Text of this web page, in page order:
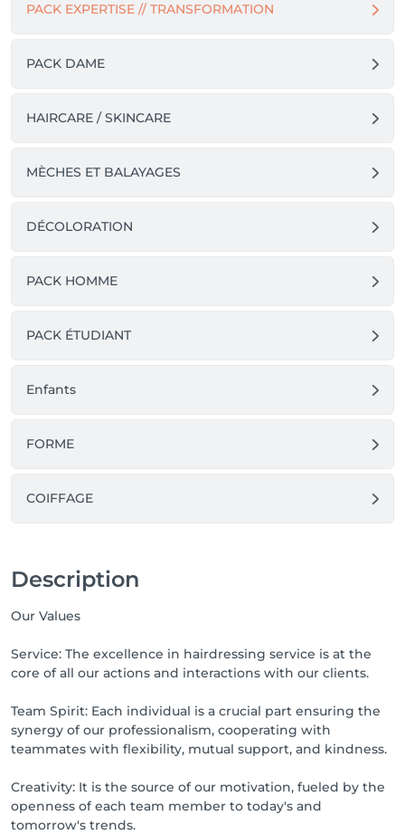
PACK EXPERTISE // TRANSFORMATION
PACK DAME
HAIRCARE / SKINCARE
MÈCHES ET BALAYAGES
DÉCOLORATION
PACK HOMME
PACK ÉTUDIANT
Enfants
FORME
COIFFAGE
Description
Our Values
Service: The excellence in hairdressing service is at the
core of all our actions and interactions with our clients.
Team Spirit: Each individual is a crucial part ensuring the
synergy of our professionalism, cooperating with
teammates with flexibility, mutual support, and kindness.
Creativity: It is the source of our motivation, fueled by the
openness of each team member to today's and
tomorrow's trends.